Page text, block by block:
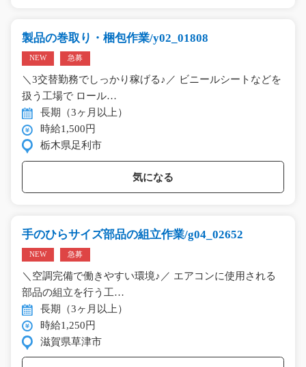
製品の巻取り・梱包作業/y02_01808
NEW 急募
＼3交替勤務でしっかり稼げる♪／ ビニールシートなどを
扱う工場で ロール…
長期（3ヶ月以上）
時給1,500円
栃木県足利市
気になる
手のひらサイズ部品の組立作業/g04_02652
NEW 急募
＼空調完備で働きやすい環境♪／ エアコンに使用される
部品の組立を行う工…
長期（3ヶ月以上）
時給1,250円
滋賀県草津市